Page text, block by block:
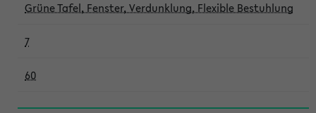
Grüne Tafel, Fenster, Verdunklung, Flexible Bestuhlung
7
60